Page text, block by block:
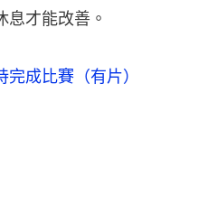
才能改善。
成比賽（有片）